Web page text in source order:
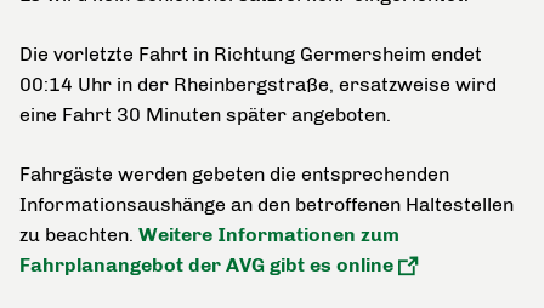
Die vorletzte Fahrt in Richtung Germersheim endet
00:14 Uhr in der Rheinbergstraße, ersatzweise wird
eine Fahrt 30 Minuten später angeboten.
Fahrgäste werden gebeten die entsprechenden
Informationsaushänge an den betroffenen Haltestellen
zu beachten. Weitere Informationen zum
Fahrplanangebot der AVG gibt es online